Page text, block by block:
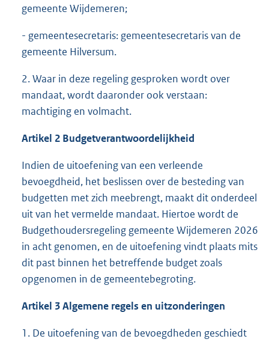
gemeente Wijdemeren;
- gemeentesecretaris: gemeentesecretaris van de
gemeente Hilversum.
2. Waar in deze regeling gesproken wordt over
mandaat, wordt daaronder ook verstaan:
machtiging en volmacht.
Artikel 2 Budgetverantwoordelijkheid
Indien de uitoefening van een verleende
bevoegdheid, het beslissen over de besteding van
budgetten met zich meebrengt, maakt dit onderdeel
uit van het vermelde mandaat. Hiertoe wordt de
Budgethoudersregeling gemeente Wijdemeren 2026
in acht genomen, en de uitoefening vindt plaats mits
dit past binnen het betreffende budget zoals
opgenomen in de gemeentebegroting.
Artikel 3 Algemene regels en uitzonderingen
1. De uitoefening van de bevoegdheden geschiedt